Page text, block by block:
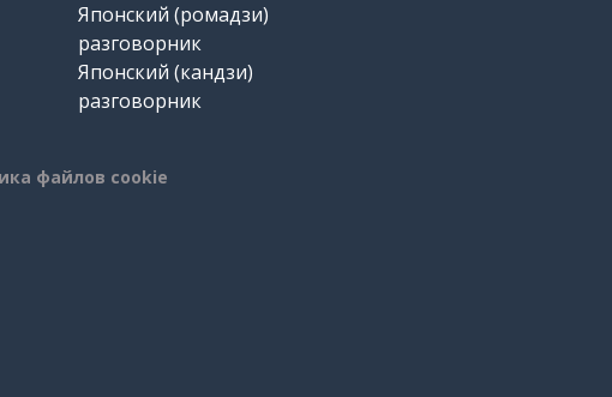
Японский (ромадзи)
разговорник
Японский (кандзи)
разговорник
файлов cookie